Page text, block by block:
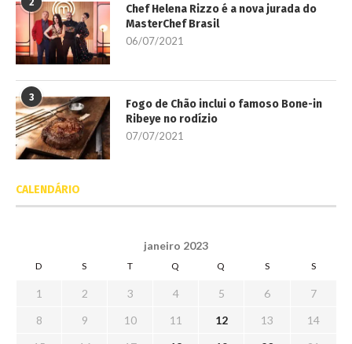
2
Chef Helena Rizzo é a nova jurada do
MasterChef Brasil
06/07/2021
3
Fogo de Chão inclui o famoso Bone-in
Ribeye no rodízio
07/07/2021
CALENDÁRIO
janeiro 2023
D S T Q Q S S
1 2 3 4 5 6
7
8
9 10 11 12 13
14